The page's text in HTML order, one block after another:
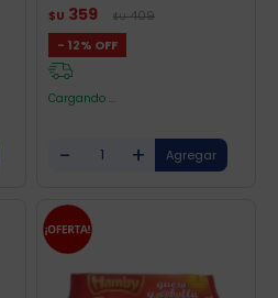
$U 359 $U 409
12
Cargando ...
- +